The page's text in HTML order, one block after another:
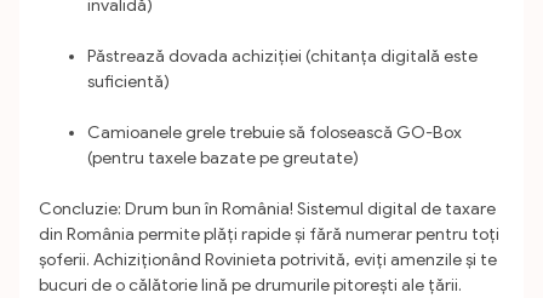
invalidă)
Păstrează dovada achiziției (chitanța digitală este
suficientă)
Camioanele grele trebuie să folosească GO-Box
(pentru taxele bazate pe greutate)
Concluzie: Drum bun în România! Sistemul digital de taxare
din România permite plăți rapide și fără numerar pentru toți
șoferii. Achiziționând Rovinieta potrivită, eviți amenzile și te
bucuri de o călătorie lină pe drumurile pitorești ale țării.